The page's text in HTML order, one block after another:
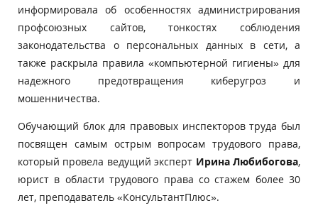
информировала об особенностях администрирования
профсоюзных сайтов, тонкостях соблюдения
законодательства о персональных данных в сети, а
также раскрыла правила «компьютерной гигиены» для
надежного предотвращения киберугроз и
мошенничества.
Обучающий блок для правовых инспекторов труда был
посвящен самым острым вопросам трудового права,
который провела ведущий эксперт Ирина Любибогова,
юрист в области трудового права со стажем более 30
лет, преподаватель «КонсультантПлюс».